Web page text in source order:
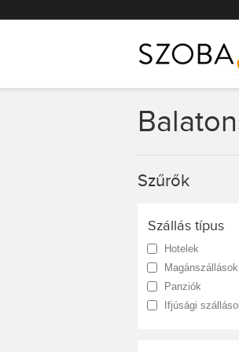
Szűrők
Szállás típus
Hotelek
Magánszállások
Panziók
Ifjúsági